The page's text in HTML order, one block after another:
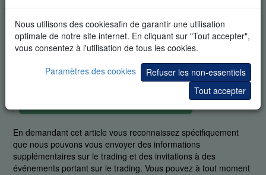
Nous utilisons des cookiesafin de garantir une utilisation
optimale de notre site internet. En cliquant sur "Tout accepter",
vous consentez à l'utilisation de tous les cookies.
Paramètres des cookies
Refuser les non-essentiels
Tout accepter
En demandant cet article vous reconnaissez spécifiquement
que nous pouvons vous envoyer des informations
supplémentaires sur le trading et des invitations à des
événements portant sur le trading. Vous pouvez à tout moment